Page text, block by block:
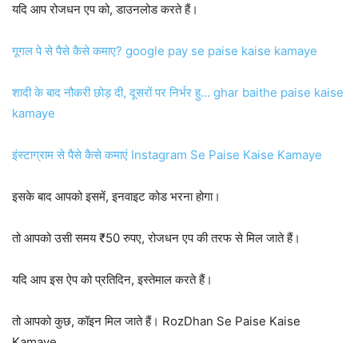
यदि आप रोजधन एप को, डाउनलोड करते हैं।
गूगल पे से पैसे कैसे कमाए? google pay se paise kaise kamaye
शादी के बाद नौकरी छोड़ दी, दूसरों पर निर्भर हु… ghar baithe paise kaise
kamaye
इंस्टाग्राम से पैसे कैसे कमाएं Instagram Se Paise Kaise Kamaye
इसके बाद आपको इसमें, इनवाइट कोड भरना होगा।
तो आपको उसी समय ₹50 रुपए, रोजधन एप की तरफ से मिल जाते हैं।
यदि आप इस ऐप को प्रतिदिन, इस्तेमाल करते हैं।
तो आपको कुछ, कॉइन मिल जाते हैं। RozDhan Se Paise Kaise